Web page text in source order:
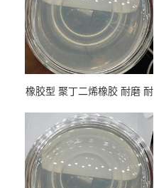
橡胶型 聚丁二烯橡胶 耐磨 耐
性